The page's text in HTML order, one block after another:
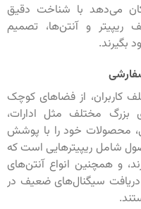
می‌دهد با شناخت دقیق
و آنتن‌ها، تصمیم
بگیرند.
کاربران، از فضاهای کوچک
بزرگ مختلف مثل ادارات،
محصولات خود را با پوشش
شامل ریپیترهایی است که
و همچنین انواع آنتن‌های
سیگنال‌های ضعیف در